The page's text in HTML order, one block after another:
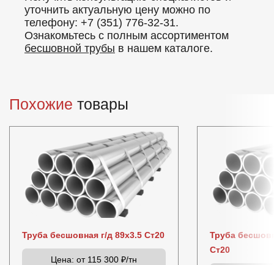
уточнить актуальную цену можно по
телефону: +7 (351) 776-32-31.
Ознакомьтесь с полным ассортиментом
бесшовной трубы в нашем каталоге.
Похожие товары
Труба бесшовная г/д 89х3.5 Ст20
Цена: от 115 300 ₽/тн
Труба
Ст20